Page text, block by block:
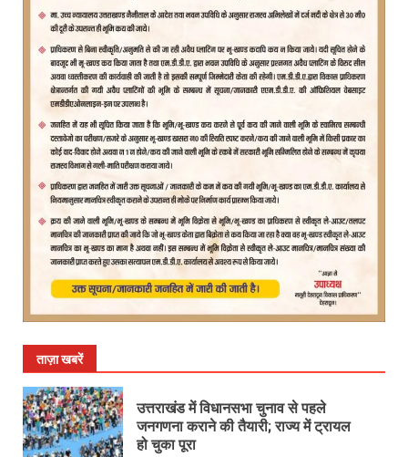
ताज़ा खबरें
उत्तराखंड में विधानसभा चुनाव से पहले
जनगणना कराने की तैयारी; राज्य में ट्रायल
हो चुका पूरा